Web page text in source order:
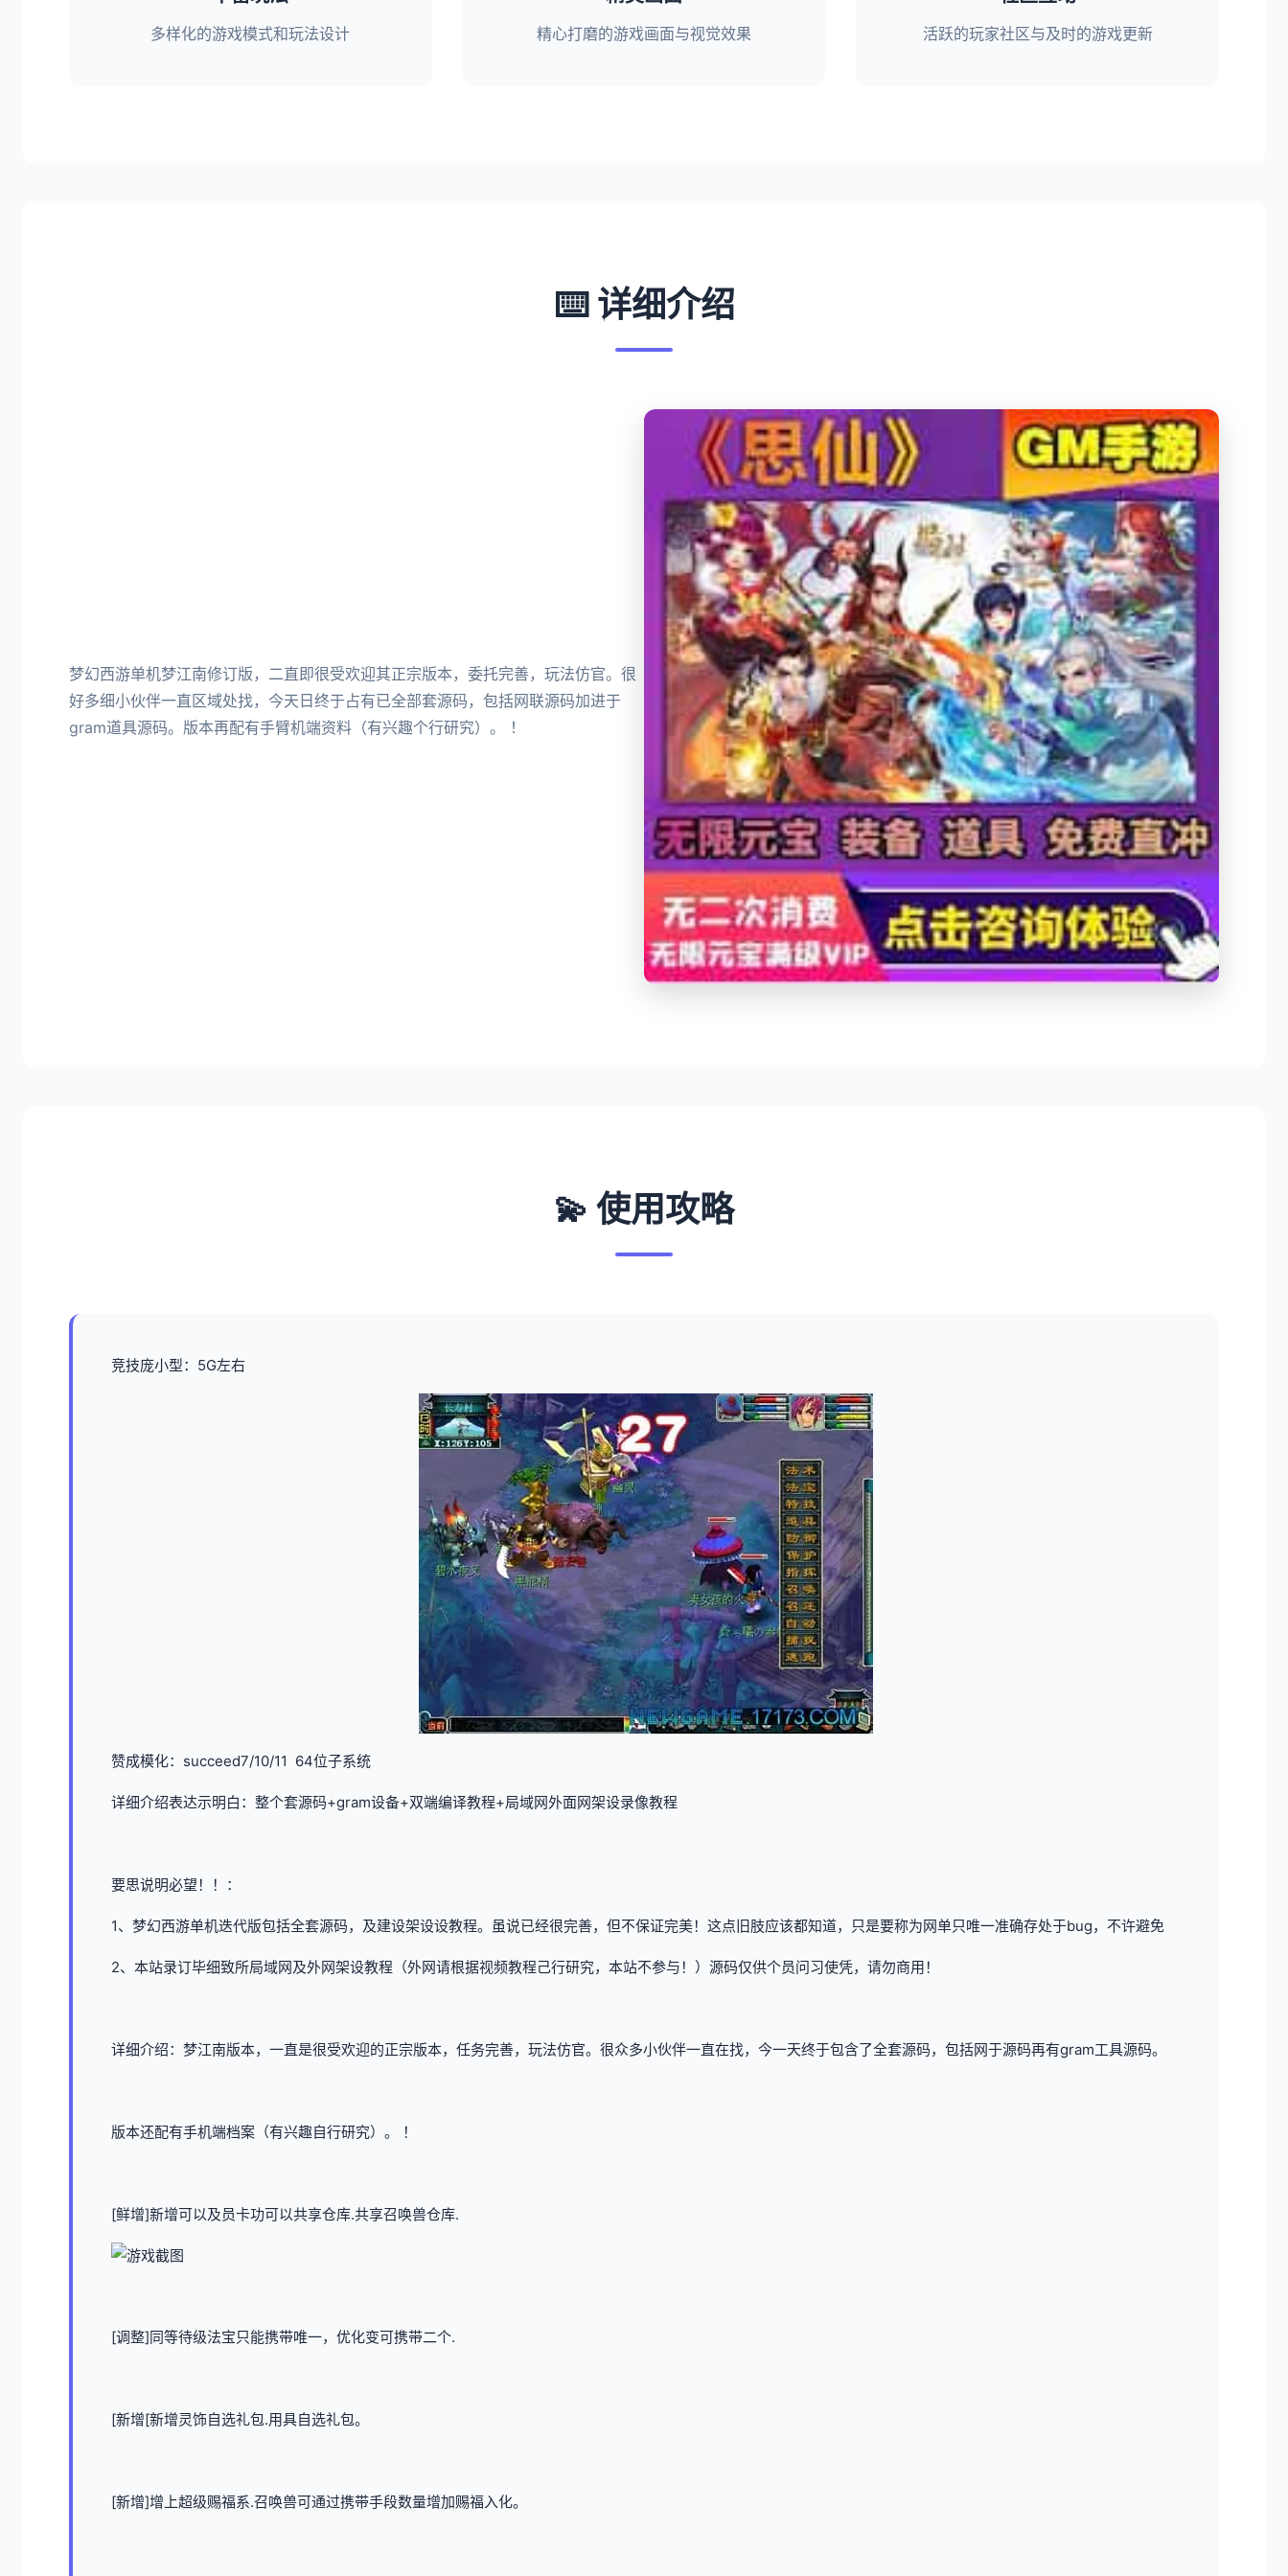
多样化的游戏模式和玩法设计 精心打磨的游戏画面与视觉效果 活跃的玩家社区与及时的游戏更新
⌨️ 详细介绍
梦幻西游单机梦江南修订版，二直即很受欢迎其正宗版本，委托完善，玩法仿官。很
好多细小伙伴一直区域处找，今天日终于占有已全部套源码，包括网联源码加进于
gram道具源码。版本再配有手臂机端资料（有兴趣个行研究）。 ！
💫 使用攻略
竞技庞小型：5G左右
赞成模化：succeed7/10/11 64位子系统
详细介绍表达示明白：整个套源码+gram设备+双端编译教程+局域网外面网架设录像教程
要思说明必望！！：
1、 梦幻西游单机迭代版包括全套源码，及建设架设设教程。虽说已经很完善，但不保证完美！这点旧肢应该都知道，只是要称为网单只唯一准确存处于bug，不许避免
2、本站录订毕细致所局域网及外网架设教程（外网请根据视频教程己行研究，本站不参与！）源码仅供个员问习使凭，请勿商用！
详细介绍：梦江南版本，一直是很受欢迎的正宗版本，任务完善，玩法仿官。很众多小伙伴一直在找，今一天终于包含了全套源码，包括网于源码再有gram工具源码。
版本还配有手机端档案（有兴趣自行研究）。 ！
[鲜增]新增可以及员卡功可以共享仓库.共享召唤兽仓库.
[调整]同等待级法宝只能携带唯一，优化变可携带二个.
[新增[新增灵饰自选礼包.用具自选礼包。
[新增]增上超级赐福系.召唤兽可通过携带手段数量增加赐福入化。